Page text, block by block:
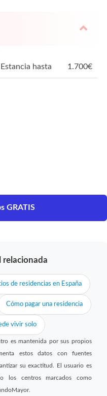
Estancia hasta 1.700€
GRATIS
relacionada
de residencias en España
Cómo pagar una residencia
vivir solo
es mantenida por sus propios
estos datos con fuentes
su exactitud. El usuario es
los centros marcados como